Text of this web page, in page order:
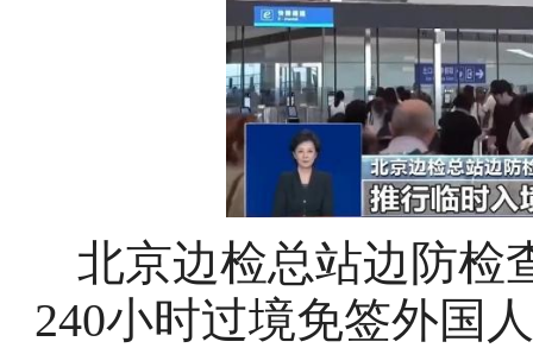
北京边检总站边防
240小时过境免签外国